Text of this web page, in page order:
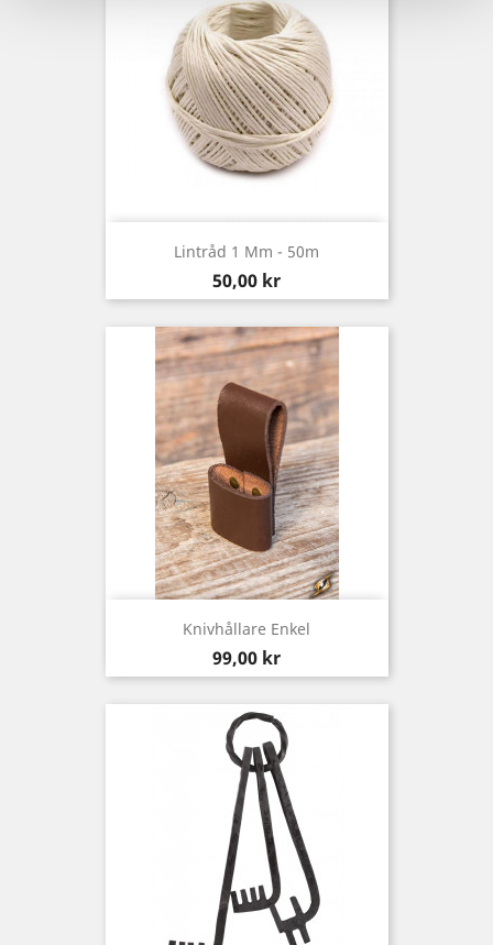
Lintråd 1 Mm - 50m
Pris
50,00 kr
Knivhållare Enkel
Pris
99,00 kr